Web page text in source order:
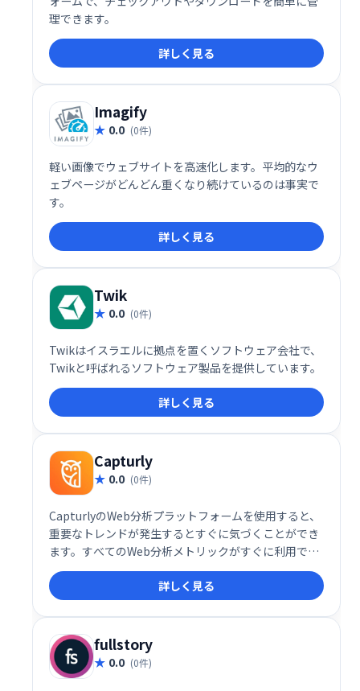
理できます。
詳しく見る
Imagify
0.0 (0件)
軽い画像でウェブサイトを高速化します。平均的なウ
ェブページがどんどん重くなり続けているのは事実で
す。
詳しく見る
Twik
0.0 (0件)
Twikはイスラエルに拠点を置くソフトウェア会社で、
Twikと呼ばれるソフトウェア製品を提供しています。
詳しく見る
Capturly
0.0 (0件)
CapturlyのWeb分析プラットフォームを使用すると、
重要なトレンドが発生するとすぐに気づくことができ
ます。すべてのWeb分析メトリックがすぐに利用でき
ます。
詳しく見る
fullstory
0.0 (0件)